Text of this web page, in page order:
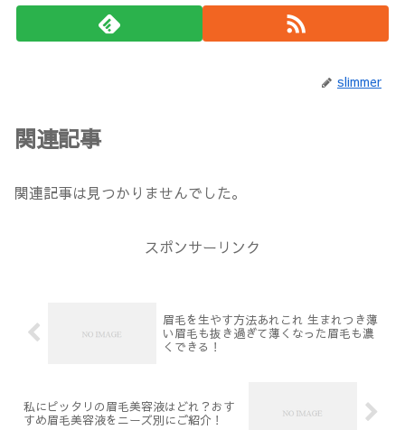
slimmer
関連記事
関連記事は見つかりませんでした。
スポンサーリンク
眉毛を生やす方法あれこれ 生まれつき薄
い眉毛も抜き過ぎて薄くなった眉毛も濃
くできる！
私にピッタリの眉毛美容液はどれ？おす
すめ眉毛美容液をニーズ別にご紹介！